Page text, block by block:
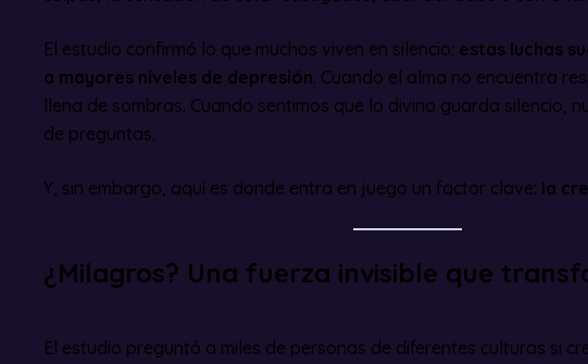
El estudio confirmó lo que muchos viven en silencio: estas luchas
a mayores niveles de depresión. Cuando el alma no encuentra
llena de sombras. Cuando sentimos que lo divino guarda silencio,
de preguntas.
Y, sin embargo, aquí es donde entra en juego un factor clave: la
¿Milagros? Una fuerza invisible que
El estudio preguntó a miles de personas de diferentes culturas si